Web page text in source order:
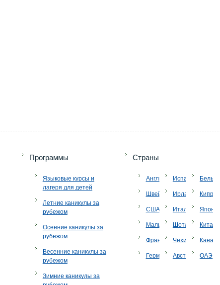
Программы
Языковые курсы и
лагеря для детей
Летние каникулы за
рубежом
Осенние каникулы за
рубежом
Весенние каникулы за
рубежом
Зимние каникулы за
Страны
Англия
Швейцария
США
Мальта
Франция
Германия
Испания
Ирландия
Италия
Шотландия
Чехия
Австрия
Бельгия
Кипр
Япония
Китай
Канада
ОАЭ